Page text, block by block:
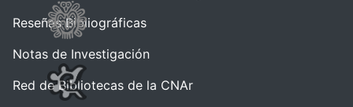
Reseñas Bibliográficas
Notas de Investigación
Red de Bibliotecas de la CNAr